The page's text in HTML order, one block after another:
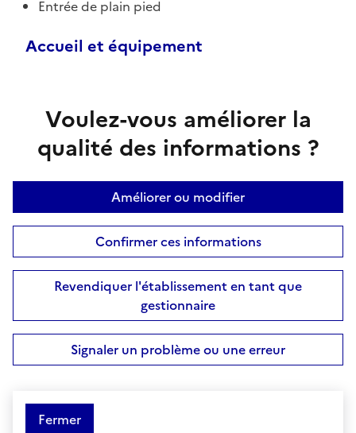
Entrée de plain pied
Accueil et équipement
Voulez-vous améliorer la
qualité des informations ?
Améliorer ou modifier
Confirmer ces informations
Revendiquer l'établissement en tant que
gestionnaire
Signaler un problème ou une erreur
Fermer